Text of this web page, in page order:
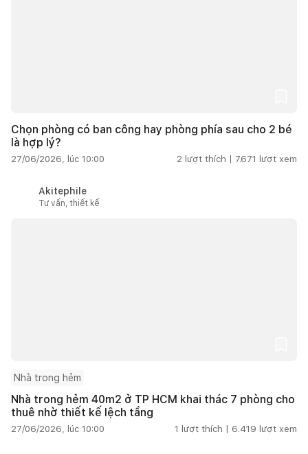
Chọn phòng có ban công hay phòng phía sau cho 2 bé
là hợp lý?
27/06/2026, lúc 10:00 2 lượt thích | 7.671 lượt xem
Akitephile
Tư vấn, thiết kế
Nhà trong hẻm
Nhà trong hẻm 40m2 ở TP HCM khai thác 7 phòng cho
thuê nhờ thiết kế lệch tầng
27/06/2026, lúc 10:00 1 lượt thích | 6.419 lượt xem